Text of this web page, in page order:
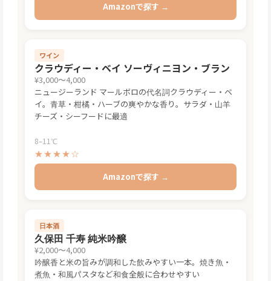
Amazonで探す →
ワイン
クラウディー・ベイ ソーヴィニヨン・ブラン
¥3,000〜4,000
ニュージーランド マールボロの代名詞クラウディー・ベ
イ。青草・柑橘・ハーブの爽やかな香り。サラダ・山羊
チーズ・シーフードに最適
8–11℃
★★★★☆
Amazonで探す →
日本酒
久保田 千寿 純米吟醸
¥2,000〜4,000
吟醸香と米の旨みが調和した飲みやすい一本。焼き魚・
煮魚・和風パスタなど和食全般に合わせやすい